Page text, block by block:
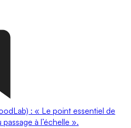
: « Le point essentiel de
à l’échelle ».